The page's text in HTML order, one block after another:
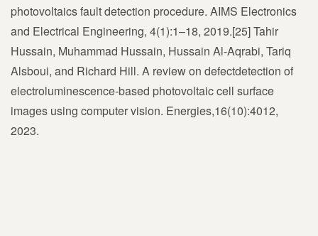
photovoltaics fault detection procedure. AIMS Electronics
and Electrical Engineering, 4(1):1–18, 2019.[25] Tahir
Hussain, Muhammad Hussain, Hussain Al-Aqrabi, Tariq
Alsboui, and Richard Hill. A review on defectdetection of
electroluminescence-based photovoltaic cell surface
images using computer vision. Energies,16(10):4012,
2023.